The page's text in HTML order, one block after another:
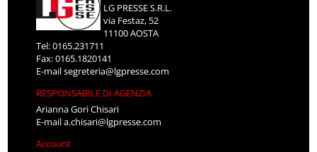
LG PRESSE S.R.L.
via Festaz, 52
11100 AOSTA
Tel: 0165.231711
Fax: 0165.1820141
E-mailsegreteria@lgpresse.com
RESPONSABILE DI AGENZIA
Arianna Gori Chisari
E-maila.chisari@lgpresse.com
Account